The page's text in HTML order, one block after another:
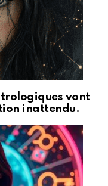
vont
inattendu.